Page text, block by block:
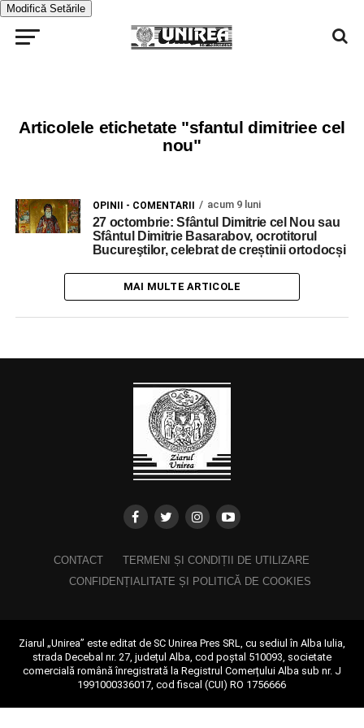
Modifică Setările
Articolele etichetate "sfantul dimitriee cel
nou"
OPINII - COMENTARII acum 9 luni
27 octombrie: Sfântul Dimitrie cel Nou sau
Sfântul Dimitrie Basarabov, ocrotitorul
Bucureştilor, celebrat de creștinii ortodocși
MAI MULTE ARTICOLE
CONTACT
TERMENI ȘI CONDIȚII DE UTILIZARE
CONFIDENȚIALITATE ȘI POLITICĂ DE COOKIES
Ziarul „Unirea” este editat de SC Unirea Pres SRL, cu sediul în Alba Iulia,
strada Decebal nr. 27, județul Alba, cod poștal 510093, societate
comercială română înregistrată la Registrul Comerțului Alba sub nr. J
1991000336017, cod fiscal (CUI) RO 1756666